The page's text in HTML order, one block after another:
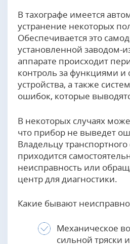
В тахографе имеется
устранение некоторых
Обеспечивается это
установленной заводом-
аппарате происходит
контроль за функциями и
устройства, а также
ошибок, которые
В некоторых случаях
что прибор не выведет
Владельцу транспортного
приходится
неисправность или
центр для диагностики.
Какие бывают
Механическое
сильной тряски